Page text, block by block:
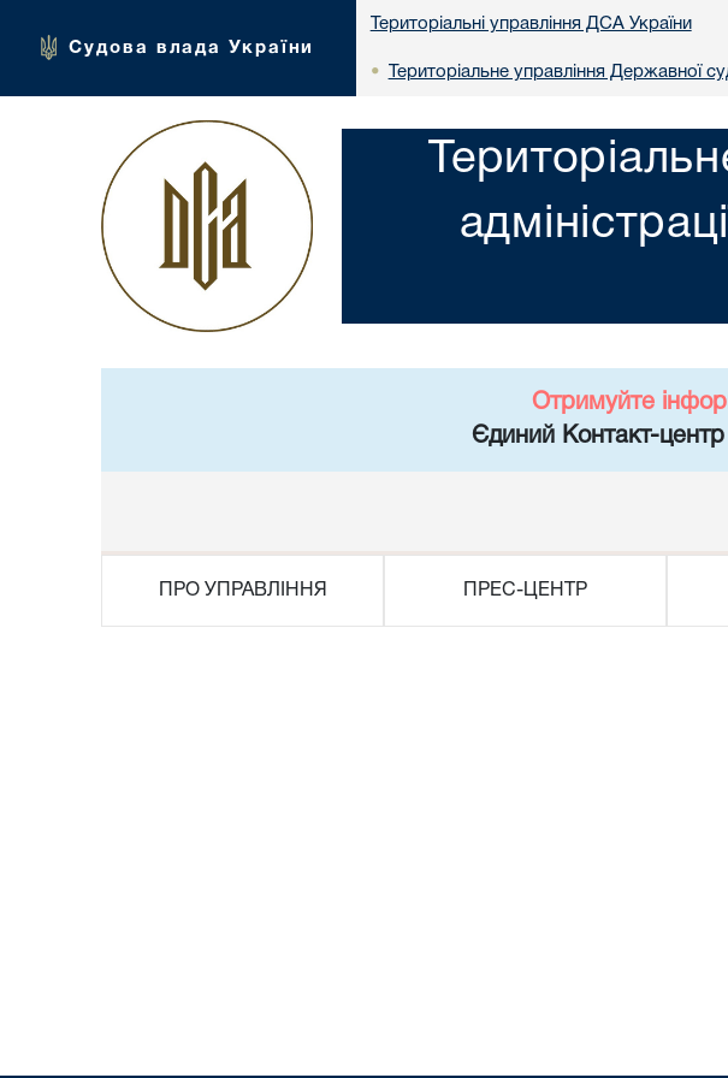
Судова влада України
Територіальні управління ДСА України
• Територіальне управління Державної
Отримуйте
Єдиний Контакт-
ПРО УПРАВЛІННЯ ПРЕС-ЦЕНТР